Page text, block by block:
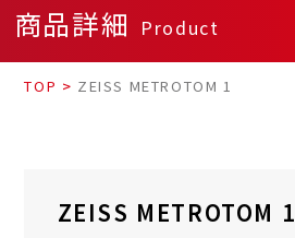
商品詳細 Product
TOP > ZEISS METROTOM 1
ZEISS METROTOM 1